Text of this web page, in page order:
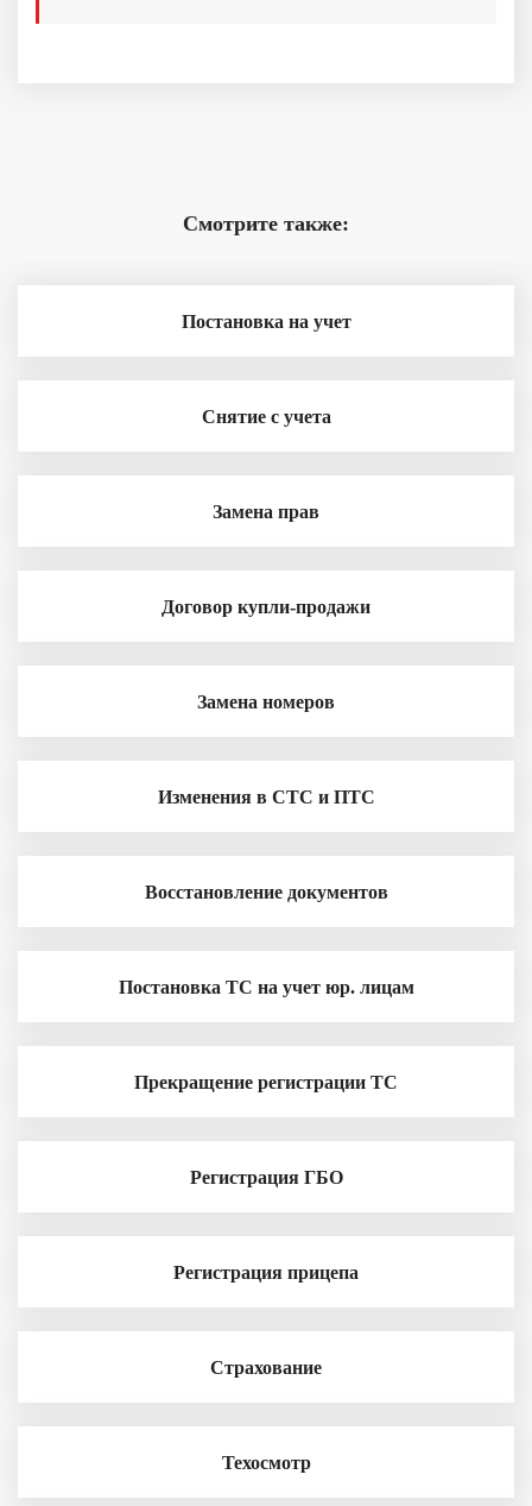
Смотрите также:
Постановка на учет
Снятие с учета
Замена прав
Договор купли-продажи
Замена номеров
Изменения в СТС и ПТС
Восстановление документов
Постановка ТС на учет юр. лицам
Прекращение регистрации ТС
Регистрация ГБО
Регистрация прицепа
Страхование
Техосмотр